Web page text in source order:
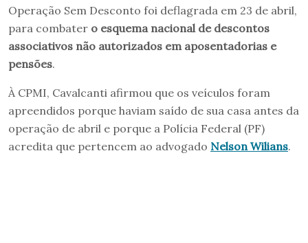
Operação Sem Desconto foi deflagrada em 23 de abril,
para combater o esquema nacional de descontos
associativos não autorizados em aposentadorias e
pensões.
À CPMI, Cavalcanti afirmou que os veículos foram
apreendidos porque haviam saído de sua casa antes da
operação de abril e porque a Polícia Federal (PF)
acredita que pertencem ao advogado Nelson Wilians.